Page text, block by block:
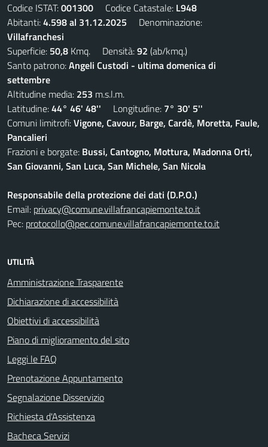
Codice ISTAT:001300 Codice Catastale: L948
Abitanti:4.598 al 31.12.2025 Denominazione:
Villafranchesi
Superficie: 50,8 Kmq. Densità:92 (ab/kmq.)
Santo patrono:Angeli Custodi - ultima domenica di
settembre
Altitudine media: 253 m.s.l.m.
Latitudine:44° 46' 48'' Longitudine: 7° 30' 5''
Comuni limitrofi:Vigone, Cavour, Barge, Cardè, Moretta, Faule,
Pancalieri
Frazioni e borgate: Bussi, Cantogno, Mottura, Madonna Orti,
San Giovanni, San Luca, San Michele, San Nicola
Responsabile della protezione dei dati (D.P.O.)
Email: privacy@comune.villafrancapiemonte.to.it
Pec: protocollo@pec.comune.villafrancapiemonte.to.it
UTILITÀ
Amministrazione Trasparente
Dichiarazione di accessibilità
Obiettivi di accessibilità
Piano di miglioramento del sito
Leggi le FAQ
Prenotazione Appuntamento
Segnalazione Disservizio
Richiesta d'Assistenza
Bacheca Servizi